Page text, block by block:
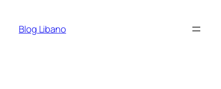
Blog Libano